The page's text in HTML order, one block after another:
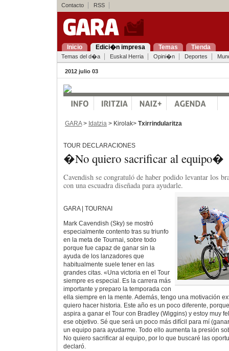
Contacto RSS
Inicio Edici�n impresa Temas Tienda
Temas del d�a Euskal Herria Opini�n Deportes
2012 julio 03
GARA> Idatzia > Kirolak> Txirrindularitza
TOUR DECLARACIONES
�No quiero sacrificar al equipo�
Cavendish se congratuló de haber podido levantar los
con una escuadra diseñada para ayudarle.
GARA | TOURNAI
Mark Cavendish (Sky) se mostró
especialmente contento tras su triunfo
en la meta de Tournai, sobre todo
porque fue capaz de ganar sin la
ayuda de los lanzadores que
habitualmente suele tener en las
grandes citas. «Una victoria en el Tour
siempre es especial. Es la carrera más
importante y preparo la temporada con
ella siempre en la mente. Además, tengo una motivación
quiero hacer historia. Este año es un poco diferente,
aspira a ganar el Tour con Bradley (Wiggins) y estoy muy
ese objetivo. Sé que será un poco más difícil para mí
un equipo para ayudarme. Todo ello aumenta la presión
No quiero sacrificar al equipo, por lo que buscaré las
declaró.